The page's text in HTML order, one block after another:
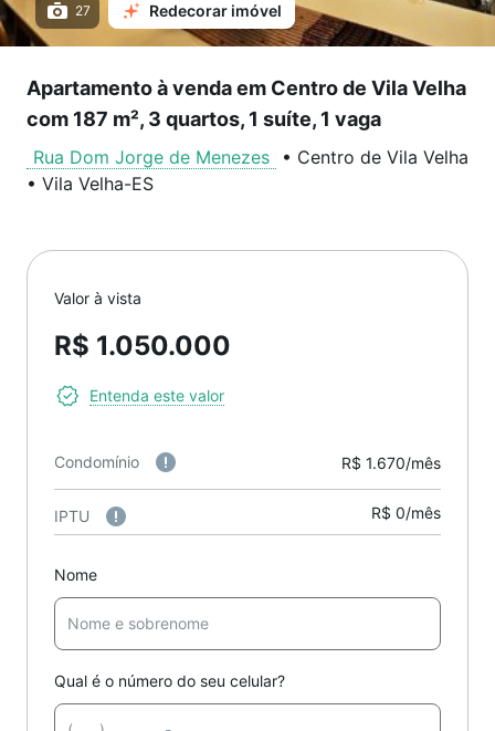
27 Redecorar imóvel
Apartamento à venda em Centro de Vila Velha
com 187 m², 3 quartos, 1 suíte, 1 vaga
Rua Dom Jorge de Menezes • Centro de Vila Velha
• Vila Velha-ES
Valor à vista
R$ 1.050.000
Entenda este valor
Condomínio R$ 1.670/mês
IPTU R$ 0/mês
Nome
Qual é o número do seu celular?